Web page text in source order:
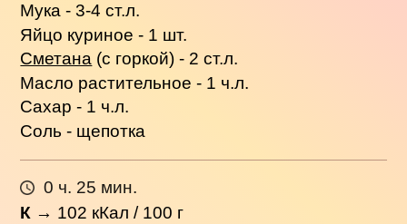
Мука - 3-4 ст.л.
Яйцо куриное - 1 шт.
Сметана (с горкой) - 2 ст.л.
Масло растительное - 1 ч.л.
Сахар - 1 ч.л.
Соль - щепотка
0 ч. 25 мин.
К → 102 кКал / 100 г